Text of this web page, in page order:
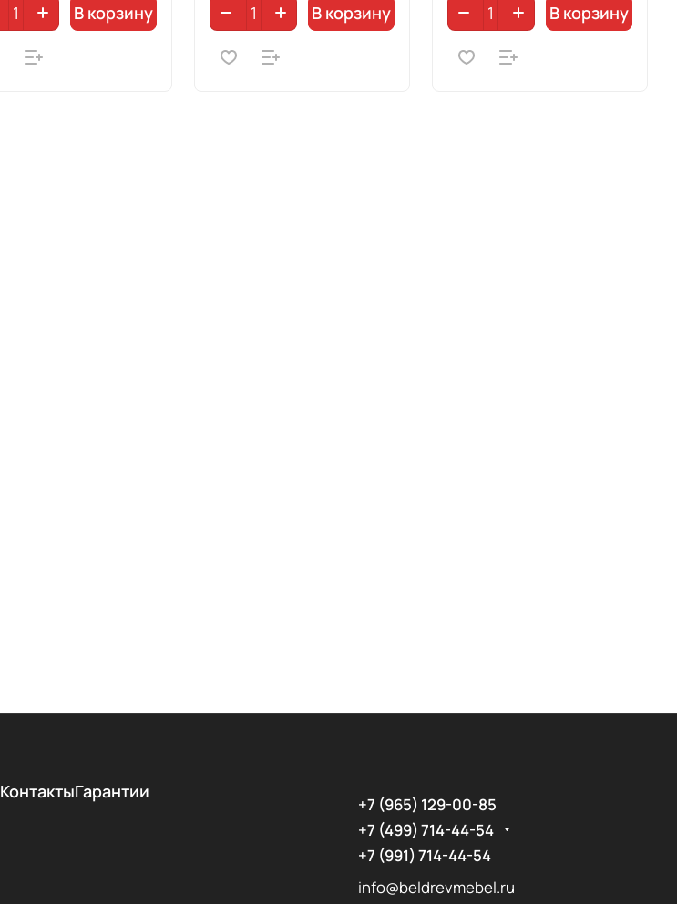
В корзину В корзину В корзину
КонтактыГарантии
+7 (965) 129-00-85
+7 (499) 714-44-54
+7 (991) 714-44-54
info@beldrevmebel.ru